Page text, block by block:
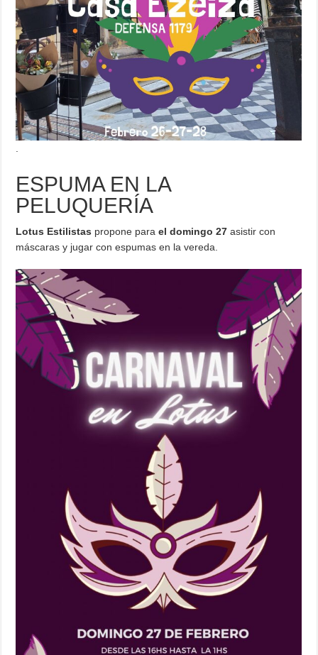
ESPUMA EN LA
PELUQUERÍA
Lotus Estilistas propone parael domingo 27 asistir con
máscaras y jugar con espumas en la vereda.